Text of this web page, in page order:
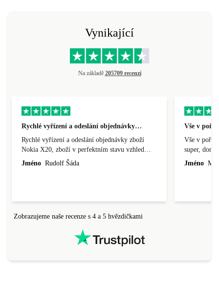
Vynikající
Na základě 205709 recenzí
Rychlé vyřízení a odeslání objednávky…
Rychlé vyřízení a odeslání objednávky zboží
Nokia X20, zboží v perfektním stavu vzhled
nového výrobku, cena výborná, funguje v
Jméno Rudolf Šáda
Vše v
Vše v
super,
doprava
Jméno
Zobrazujeme naše recenze s 4 a 5 hvězdičkami